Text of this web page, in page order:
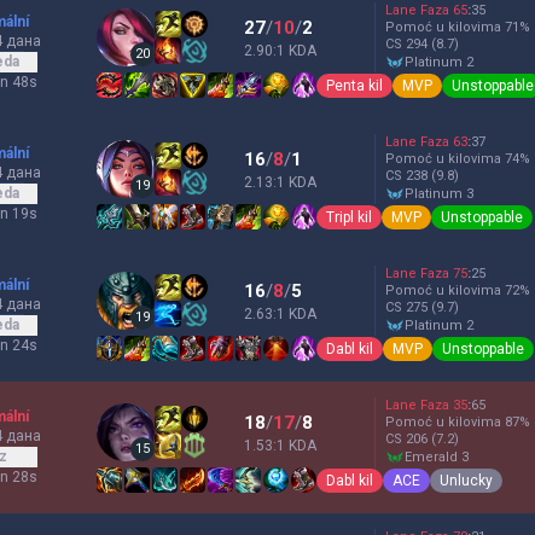
дана
48s
20
27/10/2
2.90:1 KDA
Lane Faza 65:35
Pomoć u kilovima 71 %
CS 294 (8.7)
platinum 2
Penta kil MVP Unstoppable
дана
19s
19
16/8/1
2.13:1 KDA
Lane Faza 63:37
Pomoć u kilovima 74%
CS 238 (9.8)
platinum 3
Tripl kil MVP Unstoppable
дана
24s
19
16/8/5
2.63:1 KDA
Lane Faza 75:25
Pomoć u kilovima 72%
CS 275 (9.7)
platinum 2
Dabl kil MVP Unstoppable
дана
28s
15
18/17/8
1.53:1 KDA
Lane Faza 35:65
Pomoć u kilovima 87%
CS 206 (7.2)
emerald 3
Dabl kil ACE Unlucky